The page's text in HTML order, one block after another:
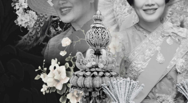
Previous